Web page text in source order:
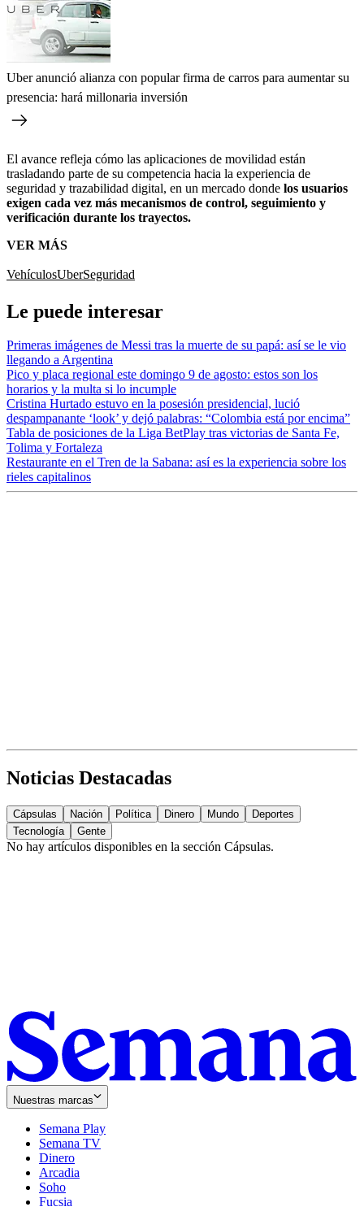
Uber anunció alianza con popular firma de carros para aumentar su
presencia: hará millonaria inversión
El avance refleja cómo las aplicaciones de movilidad están
trasladando parte de su competencia hacia la experiencia de
seguridad y trazabilidad digital, en un mercado donde los usuarios
exigen cada vez más mecanismos de control, seguimiento y
verificación durante los trayectos.
VER MÁS
VehículosUberSeguridad
Le puede interesar
Primeras imágenes de Messi tras la muerte de su papá: así se le vio
llegando a Argentina
Pico y placa regional este domingo 9 de agosto: estos son los
horarios y la multa si lo incumple
Cristina Hurtado estuvo en la posesión presidencial, lució
despampanante ‘look’ y dejó palabras: “Colombia está por encima”
Tabla de posiciones de la Liga BetPlay tras victorias de Santa Fe,
Tolima y Fortaleza
Restaurante en el Tren de la Sabana: así es la experiencia sobre los
rieles capitalinos
Noticias Destacadas
Cápsulas Nación Política Dinero Mundo
Deportes
Tecnología
Gente
No hay artículos disponibles en la sección Cápsulas.
Nuestras marcas
Semana Play
Semana TV
Dinero
Arcadia
Soho
in
Fucsia